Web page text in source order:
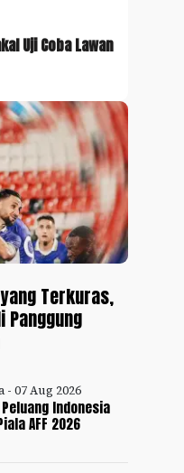
Uji Coba Lawan
Terkuras,
Panggung
07 Aug 2026
Indonesia
AFF 2026